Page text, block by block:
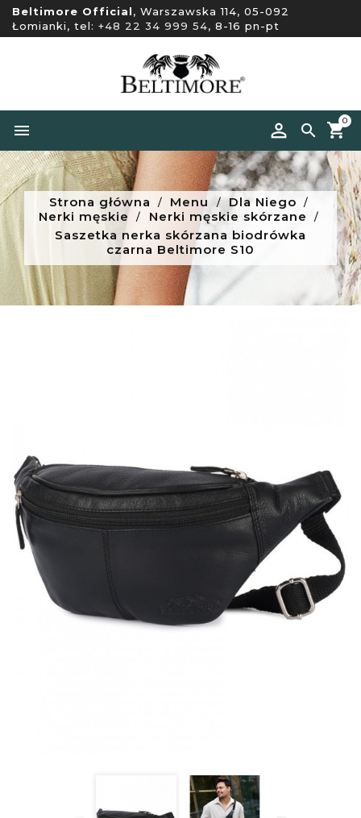
Beltimore Official, Warszawska 114, 05-092
Łomianki, tel: +48 22 34 999 54, 8-16 pn-pt


0
Strona główna Menu
Dla Niego
Nerki męskie
Nerki męskie skórzane
Saszetka nerka skórzana biodrówka
czarna Beltimore S10